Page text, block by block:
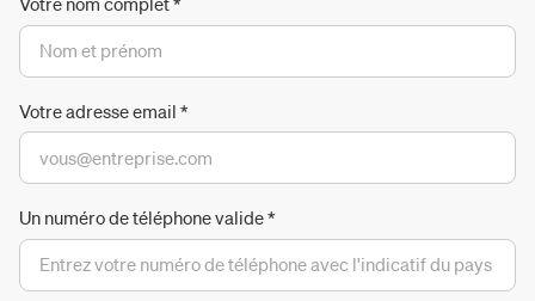
Votre adresse email *
Un numéro de téléphone valide*